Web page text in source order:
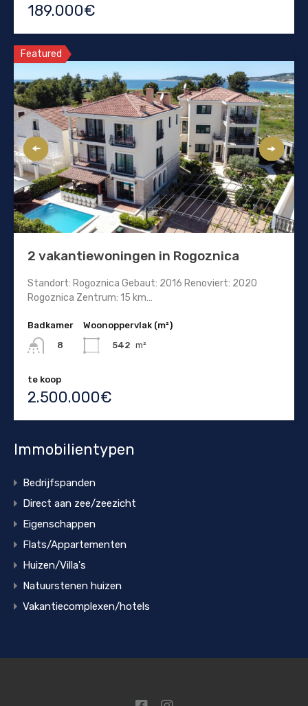
189.000€
Featured
2 vakantiewoningen in Rogoznica
Standort: Rogoznica Gebaut: 2016 Renoviert: 2020
Rogoznica Zentrum: 15 km…
Badkamer
8
Woonoppervlak (m²)
542 m²
te koop
2.500.000€
Immobilientypen
Bedrijfspanden
Direct aan zee/zeezicht
Eigenschappen
Flats/Appartementen
Huizen/Villa's
Natuurstenen huizen
Vakantiecomplexen/hotels